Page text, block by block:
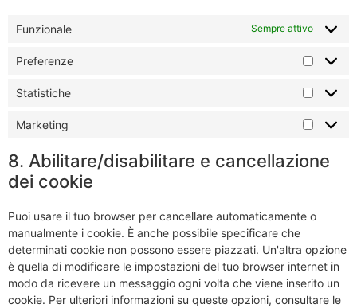
Funzionale Sempre attivo
Preferenze
Statistiche
Marketing
8. Abilitare/disabilitare e cancellazione
dei cookie
Puoi usare il tuo browser per cancellare automaticamente o
manualmente i cookie. È anche possibile specificare che
determinati cookie non possono essere piazzati. Un'altra opzione
è quella di modificare le impostazioni del tuo browser internet in
modo da ricevere un messaggio ogni volta che viene inserito un
cookie. Per ulteriori informazioni su queste opzioni, consultare le